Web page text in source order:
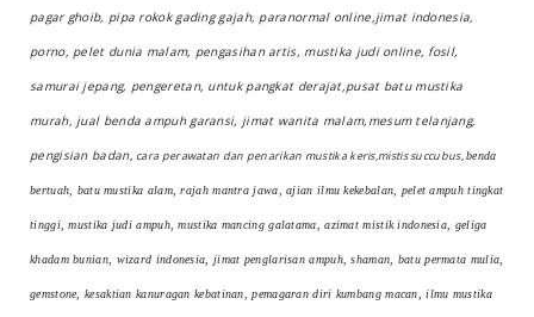
pagar ghoib, pipa rokok gading gajah, paranormal online,jimat indonesia,
porno, pelet dunia malam, pengasihan artis, mustika judi online, fosil,
samurai jepang, pengeretan, untuk pangkat derajat,pusat batu mustika
murah, jual benda ampuh garansi, jimat wanita malam,mesum telanjang,
pengisian badan, cara perawatan dan penarikan mustika keris,mistis succubus, benda
bertuah, batu mustika alam, rajah mantra jawa, ajian ilmu kekebalan, pelet ampuh tingkat
tinggi, mustika judi ampuh, mustika mancing galatama, azimat mistik indonesia, geliga
khadam bunian, wizard indonesia, jimat penglarisan ampuh, shaman, batu permata mulia,
gemstone, kesaktian kanuragan kebatinan, pemagaran diri kumbang macan, ilmu mustika